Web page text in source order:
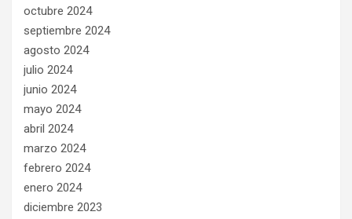
octubre 2024
septiembre 2024
agosto 2024
julio 2024
junio 2024
mayo 2024
abril 2024
marzo 2024
febrero 2024
enero 2024
diciembre 2023